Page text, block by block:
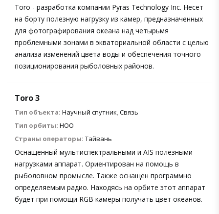
Toro - разработка компании Pyras Technology Inc. Несет
на борту полезную нагрузку из камер, предназначенных
для фотографирования океана над четырьмя
проблемными зонами в экваториальной области с целью
анализа изменений цвета воды и обеспечения точного
позиционирования рыболовных районов.
Toro 3
Тип объекта: Научный спутник,Связь
Тип орбиты: НОО
Страны операторы: Тайвань
Оснащенный мультиспектральными и AIS полезными
нагрузками аппарат. Ориентирован на помощь в
рыболовном промысле. Также оснащен программно
определяемым радио. Находясь на орбите этот аппарат
будет при помощи RGB камеры получать цвет океанов.